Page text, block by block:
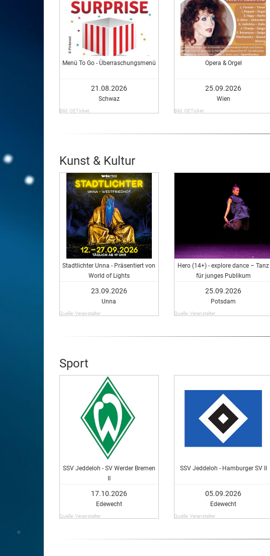
Menü To Go - Überraschungsmenü
21.08.2026
Schwaz
Bild: OETicket
Opera & Orgel
25.09.2026
Wien
Bild: OETicket
Kunst & Kultur
Stadtlichter Unna - Präsentiert von
World of Lights
23.09.2026
Unna
Quelle: Veranstalter
Hero (14+) - explore dance – Tanz
für junges Publikum
25.09.2026
Potsdam
Quelle: Veranstalter
Sport
SSV Jeddeloh - SV Werder Bremen
II
17.10.2026
Edewecht
Quelle: Veranstalter
SSV Jeddeloh - Hamburger SV II
05.09.2026
Edewecht
Quelle: Veranstalter